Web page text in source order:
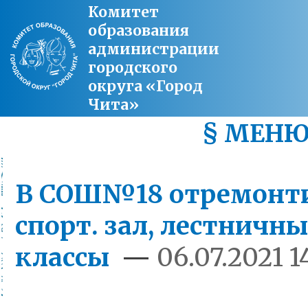
Комитет
образования
администрации
городского
округа «Город
Чита»
§
В СОШ№18
спорт. зал,
классы — 06.07.2021